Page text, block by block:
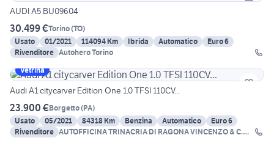
AUDI A5 BU09604
30.499 €Torino(TO)
Usato
01/2021 114094 Km Ibrida Automatico
Euro 6
Rivenditore Autohero Torino
Vetrina
Audi A1 citycarver Edition One 1.0 TFSI 110CV...
23.900 €Borgetto(PA)
Usato
05/2021 84318 Km Benzina Automatico
Euro 6
Rivenditore AUTOFFICINA TRINACRIA DI RAGONA VINCENZO & C.